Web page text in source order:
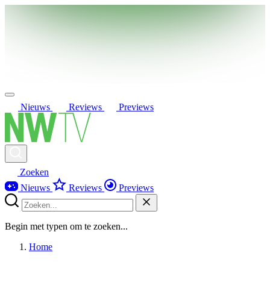
Nieuws Reviews Previews
Zoeken
Nieuws
Reviews Previews
Begin met typen om te zoeken...
Home